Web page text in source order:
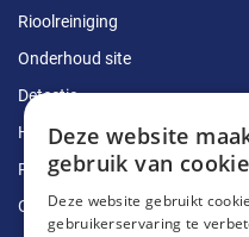
Rioolreiniging
Onderhoud site
Detectie
Herstellingen
Ruimingen
Ontstoppingen
Deze website
gebruik van
Deze website gebruikt
gebruikerservaring te